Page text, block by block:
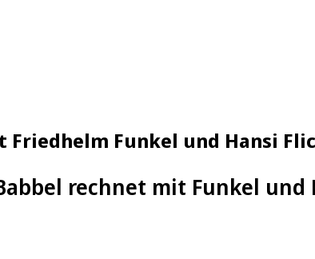
Funkel und Hansi
rechnet mit Funkel und